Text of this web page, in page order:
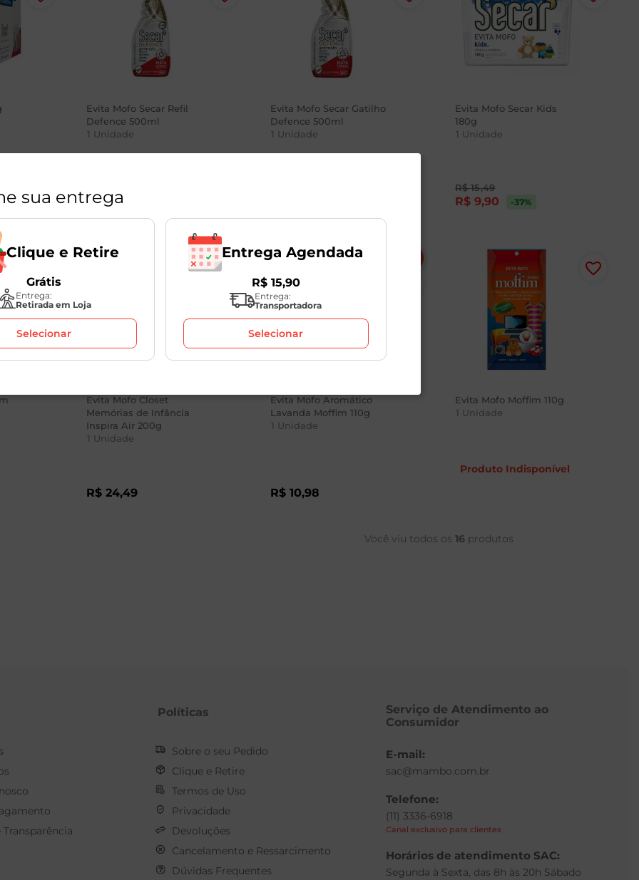
Evita Mofo Secar Refil
Defence 500ml
1 Unidade
R$ 23,98
Evita Mofo Secar Gatilho
Defence 500ml
1 Unidade
Evita Mofo Secar Kids
180g
1 Unidade
R$ 15,49
R$ 9,90 -37%
Evita Mofo Closet
Memórias de Infância
Inspira Air 200g
1 Unidade
R$ 24,49
Evita Mofo Aromático
Lavanda Moffim 110g
1 Unidade
R$ 10,98
Produto Indisponível
Evita Mofo Moffim 110g
1 Unidade
Você viu todos os 16 produtos
Políticas
Sobre o seu Pedido
Clique e Retire
Termos de Uso
Privacidade
Devoluções
Cancelamento e Ressarcimento
Dúvidas Frequentes
Serviço de Atendimento ao
Consumidor
E-mail:
sac@mambo.com.br
Telefone:
(11) 3336-6918
Canal exclusivo para clientes
Horários de atendimento SAC:
Segunda à Sexta, das 8h às 20h Sábado
sua entrega
Clique e Retire
Grátis
Entrega:
Retirada em Loja
Selecionar
Entrega Agendada
R$ 15,90
Entrega:
Transportadora
Selecionar